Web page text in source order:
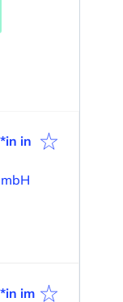
in
im